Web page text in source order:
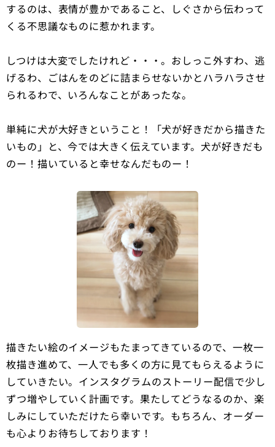
するのは、表情が豊かであること、しぐさから伝わって
くる不思議なものに惹かれます。
しつけは大変でしたけれど・・・。おしっこ外すわ、逃
げるわ、ごはんをのどに詰まらせないかとハラハラさせ
られるわで、いろんなことがあったな。
単純に犬が大好きということ！「犬が好きだから描きた
いもの」と、今では大きく伝えています。犬が好きだも
のー！描いていると幸せなんだものー！
描きたい絵のイメージもたまってきているので、一枚一
枚描き進めて、一人でも多くの方に見てもらえるように
していきたい。 インスタグラムのストーリー配信で少し
ずつ増やしていく計画です。果たしてどうなるのか、楽
しみにしていただけたら幸いです。もちろん、オーダー
も心よりお待ちしております！